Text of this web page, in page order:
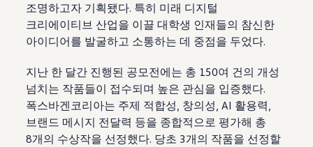
조명하고자 기획됐다. 특히 미래 디지털
크리에이티브 산업을 이끌 대학생 인재들의 참신한
아이디어를 발굴하고 소통하는 데 중점을 두었다.
지난 한 달간 진행된 공모전에는 총 150여 건의 개성
넘치는 작품들이 접수되며 높은 관심을 입증했다.
폭스바겐코리아는 주제 적합성, 창의성, AI 활용력,
브랜드 메시지 전달력 등을 종합적으로 평가해 총
8개의 수상작을 선정했다. 당초 3개의 작품을 선정할